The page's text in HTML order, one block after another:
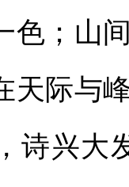
色；山
天际与
诗兴大